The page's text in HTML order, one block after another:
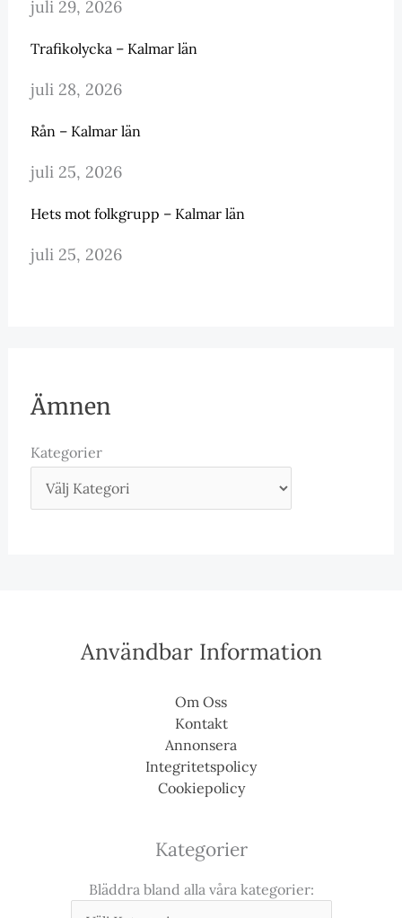
juli 29, 2026
Trafikolycka – Kalmar län
juli 28, 2026
Rån – Kalmar län
juli 25, 2026
Hets mot folkgrupp – Kalmar län
juli 25, 2026
Ämnen
Kategorier
Användbar Information
Om Oss
Kontakt
Annonsera
Integritetspolicy
Cookiepolicy
Kategorier
Bläddra bland alla våra kategorier: